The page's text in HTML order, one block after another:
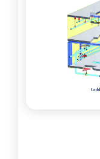
לכל מוצרי היצרן